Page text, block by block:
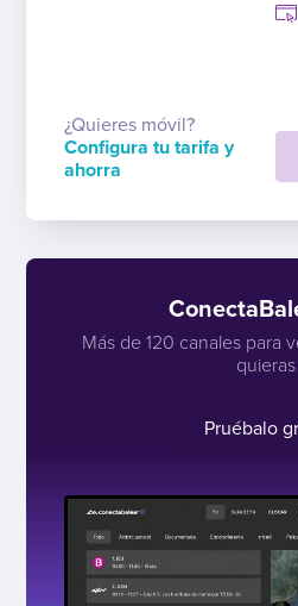
¿Quieres móvil?
Configura tu tarifa y
ahorra
Más de 120 canales para
quieras
Pruébalo